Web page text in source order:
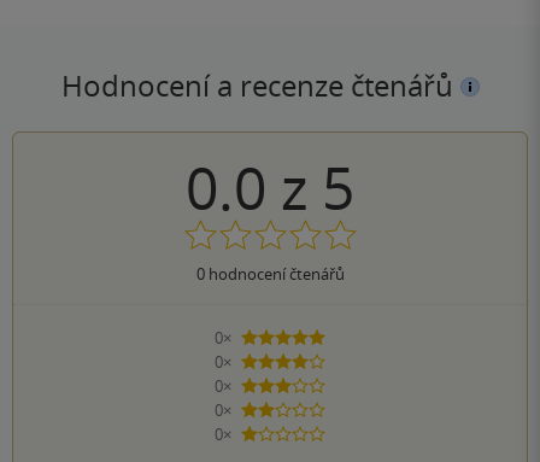
Hodnocení a recenze čtenářů
0.0 z 5
0hodnocení čtenářů
0×
5 hvězdiček
0×
4 hvězdičky
0×
3 hvězdičky
0×
2 hvězdičky
0×
1 hvezdička